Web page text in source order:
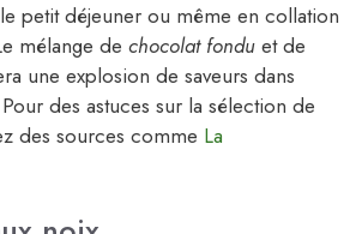
petit déjeuner ou même en collation
mélange de chocolat fondu et de
une explosion de saveurs dans
des astuces sur la sélection de
des sources comme La